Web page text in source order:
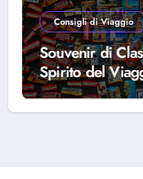
Consigli di Viaggio
Souvenir di
Spirito del